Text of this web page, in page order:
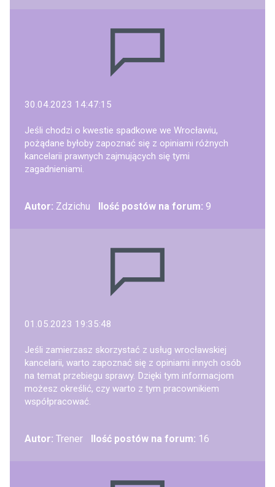
30.04.2023 14:47:15
Jeśli chodzi o kwestie spadkowe we Wrocławiu,
pożądane byłoby zapoznać się z opiniami różnych
kancelarii prawnych zajmujących się tymi
zagadnieniami.
Autor: Zdzichu Ilość postów na forum: 9
01.05.2023 19:35:48
Jeśli zamierzasz skorzystać z usług wrocławskiej
kancelarii, warto zapoznać się z opiniami innych osób
na temat przebiegu sprawy. Dzięki tym informacjom
możesz określić, czy warto z tym pracownikiem
współpracować.
Autor: Trener Ilość postów na forum: 16